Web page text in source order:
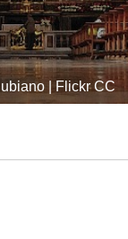
| Flickr CC